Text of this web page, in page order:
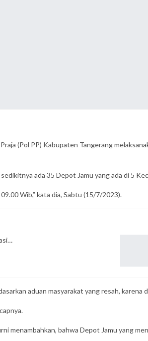
(Pol PP) Kabupaten Tangerang
ada 35 Depot Jamu yang ada di 5
Wib,” kata dia, Sabtu (15/7/2023).
aduan masyarakat yang resah, karena
menambahkan, bahwa Depot Jamu yang